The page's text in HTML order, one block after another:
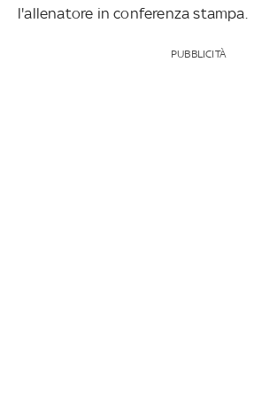
l'allenatore in conferenza stampa.
PUBBLICITÀ